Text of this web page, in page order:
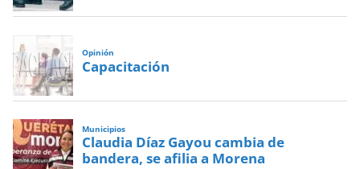
Opinión
Capacitación
Municipios
Claudia Díaz Gayou cambia de
bandera, se afilia a Morena